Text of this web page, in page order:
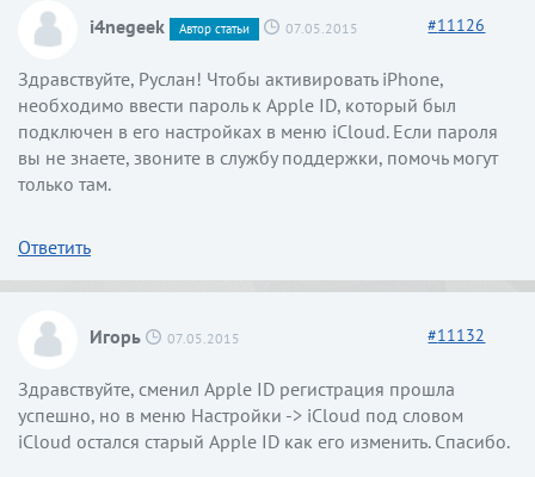
i4negeek Автор статьи 07.05.2015 #11126
Здравствуйте, Руслан! Чтобы активировать iPhone,
необходимо ввести пароль к Apple ID, который был
подключен в его настройках в меню iCloud. Если пароля
вы не знаете, звоните в службу поддержки, помочь могут
только там.
Ответить
Игорь 07.05.2015 #11132
Здравствуйте, сменил Apple ID регистрация прошла
успешно, но в меню Настройки -> iCloud под словом
iCloud остался старый Apple ID как его изменить. Спасибо.